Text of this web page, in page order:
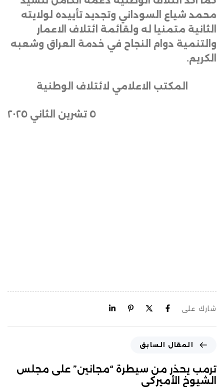
محمد شياع السوداني وتجديد تأييده لولايته
الثانية متمنيا له ولقائمة ائتلاف الاعمار
والتنمية دوام النجاح في خدمة العراق وشعبه
الكريم.
المكتب الاعلامي لائتلاف الوطنية
٥ تشرين الثاني ٢٠٢٥
شارك على
المقال السابق
ترمب يحذر من سيطرة “مجانين” على مجلس
الشيوخ الأميركي